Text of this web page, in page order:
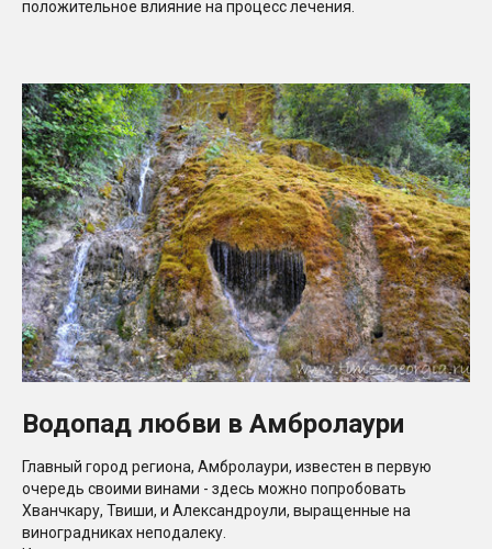
положительное влияние на процесс лечения.
Водопад любви в Амбролаури
Главный город региона, Амбролаури, известен в первую
очередь своими винами - здесь можно попробовать
Хванчкару, Твиши, и Александроули, выращенные на
виноградниках неподалеку.